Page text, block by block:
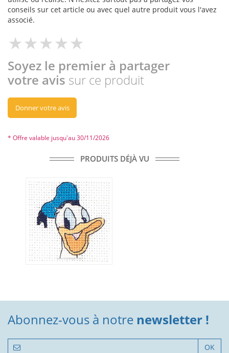
conseils sur cet article ou avec quel autre produit vous l'avez
associé.
Soyez le premier à partager
votre avis sur ce produit
Donner votre avis
* Offre valable jusqu'au 30/11/2026
PRODUITS DÉJÀ VU
Abonnez-vous à notre newsletter !
OK